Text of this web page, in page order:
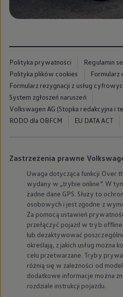
Modele sportowe
Leasing i najem dla firm
Finansowanie dla
Kalkulator
Kredyt i najem
Kredyt
Najem
Finansowanie aut
Kalkulator
Ubezpieczenia i
Ubezpieczenia
Leasing dla biznesu
Mała flota
Duża flota
Elektromobilność
Skonfiguruj Volkswagena
Poradnik kupującego
Volkswagen dla biznesu
Serwis, akcesoria i aktualizacje
myVolkswagen
Serwis i części
Przegląd okresowy
Naprawy i
Olej silnikowy i
Koła i opony
Pomoc w razie
Serwis i części na
Polityka prywatności
Regulamin
Polityka plików cookies
Formularz
Formularz rezygnacji z usług
System zgłoszeń naruszeń
Volkswagen AG (Stopka redakcyjna i
RODO dla OBFCM
EU DATA ACT
Zastrzeżenia prawne
Uwaga dotycząca funkcji Over
wydany w „trybie online”. W
żadne dane GPS. Służy to
osobowych i jest zgodne z
Za pomocą ustawień
przełączyć pojazd w tryb
lub dezaktywować
określają, z jakich usług można
celu przetwarzane. Tryby
różnią się w zależności od
dodatkowe informacje można
rozdziale instrukcji pojazdu.